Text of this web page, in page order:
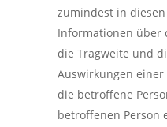
zumindest in
Informationen über
die Tragweite und
Auswirkungen
die betroffene
betroffenen Person